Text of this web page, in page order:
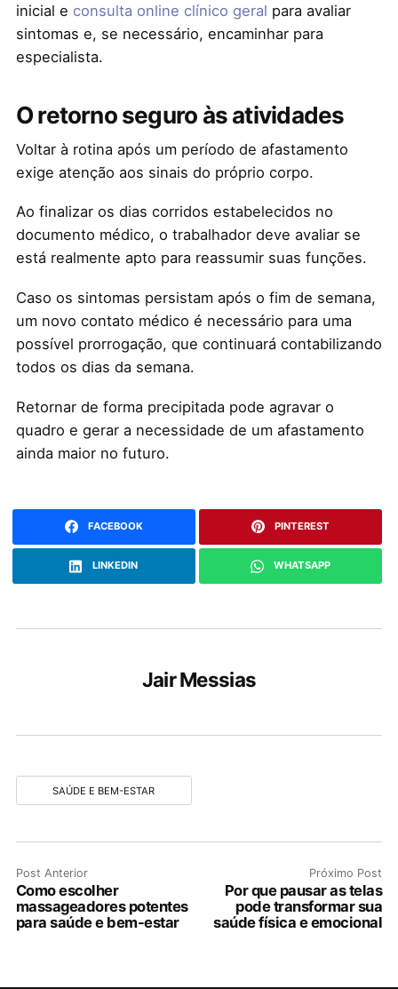
inicial e consulta online clínico geral para avaliar
sintomas e, se necessário, encaminhar para
especialista.
O retorno seguro às atividades
Voltar à rotina após um período de afastamento
exige atenção aos sinais do próprio corpo.
Ao finalizar os dias corridos estabelecidos no
documento médico, o trabalhador deve avaliar se
está realmente apto para reassumir suas funções.
Caso os sintomas persistam após o fim de semana,
um novo contato médico é necessário para uma
possível prorrogação, que continuará contabilizando
todos os dias da semana.
Retornar de forma precipitada pode agravar o
quadro e gerar a necessidade de um afastamento
ainda maior no futuro.
FACEBOOK PINTEREST
LINKEDIN WHATSAPP
Jair Messias
SAÚDE E BEM-ESTAR
Post Anterior
Como escolher
massageadores potentes
para saúde e bem-estar
Próximo Post
Por que pausar as telas
pode transformar sua
saúde física e emocional